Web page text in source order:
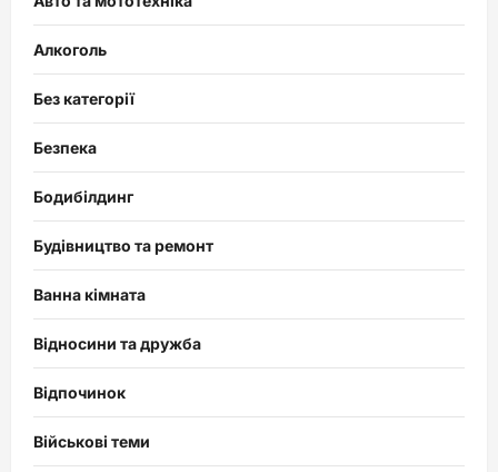
Алкоголь
Без категорії
Безпека
Бодибілдинг
Будівництво та ремонт
Ванна кімната
Відносини та дружба
Відпочинок
Військові теми